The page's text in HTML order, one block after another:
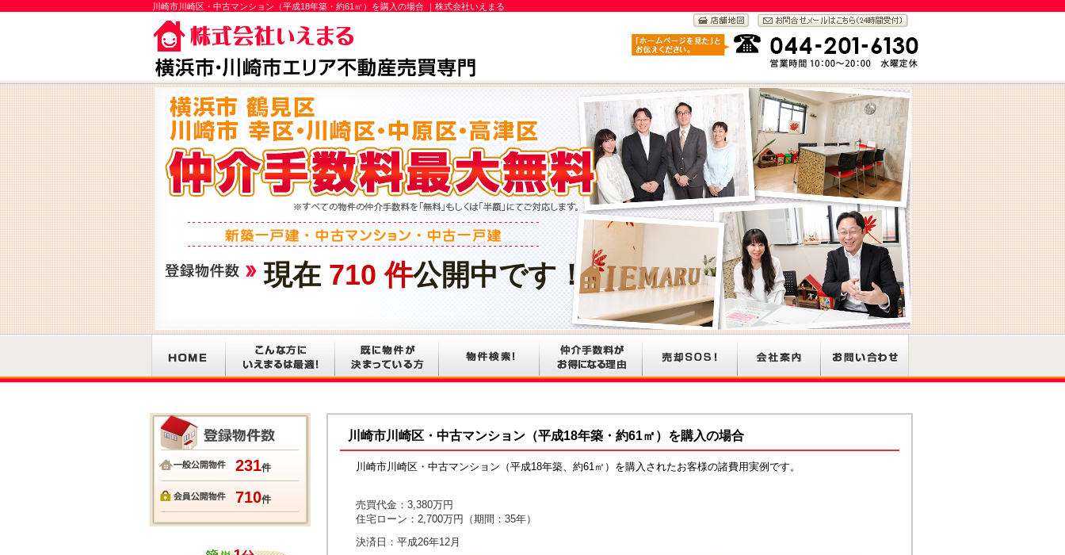
川崎市川崎区・中古マンション（平成18年築・約61㎡）を購入の場合 ｜株式会社いえまる
現在 710 件公開中です！
川崎市川崎区・中古マンション（平成18年築・約61㎡）を購入の場合
川崎市川崎区・中古マンション（平成18年築、約61㎡）を購入されたお客様の諸費用実例です。
売買代金：3,380万円
住宅ローン：2,700万円（期間：35年）
決済日：平成26年12月
231件
710件